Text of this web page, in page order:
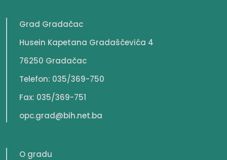
Grad Gradačac
Husein Kapetana Gradaščevića 4
76250 Gradačac
Telefon: 035/369-750
Fax: 035/369-751
opc.grad@bih.net.ba
O gradu